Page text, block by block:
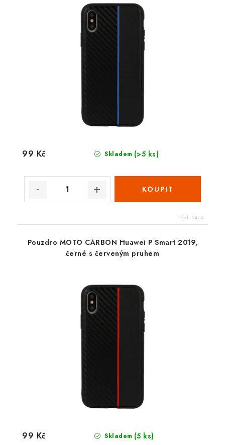
Skladem (>5 ks)
99 Kč
Kód: 2474
Pouzdro MOTO CARBON Huawei P Smart 2019,
černé s červeným pruhem
Skladem (5 ks)
99 Kč